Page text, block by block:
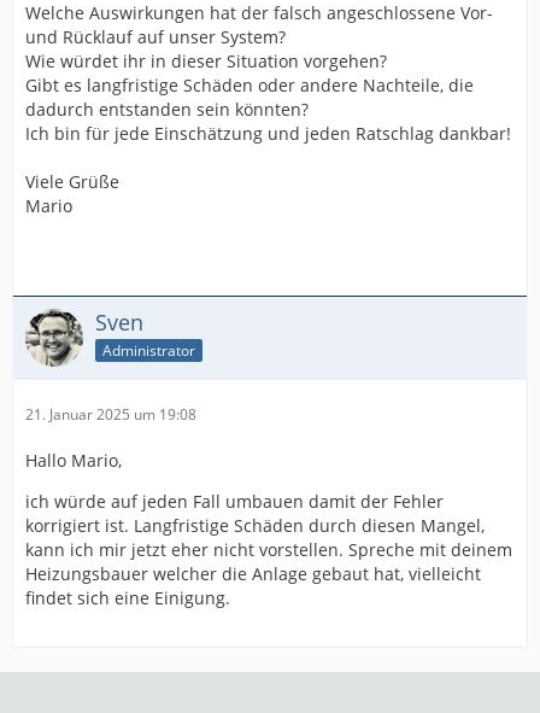
Welche Auswirkungen hat der falsch angeschlossene Vor-
und Rücklauf auf unser System?
Wie würdet ihr in dieser Situation vorgehen?
Gibt es langfristige Schäden oder andere Nachteile, die
dadurch entstanden sein könnten?
Ich bin für jede Einschätzung und jeden Ratschlag dankbar!
Viele Grüße
Mario
Sven
Administrator
21. Januar 2025 um 19:08
Hallo Mario,
ich würde auf jeden Fall umbauen damit der Fehler
korrigiert ist. Langfristige Schäden durch diesen Mangel,
kann ich mir jetzt eher nicht vorstellen. Spreche mit deinem
Heizungsbauer welcher die Anlage gebaut hat, vielleicht
findet sich eine Einigung.